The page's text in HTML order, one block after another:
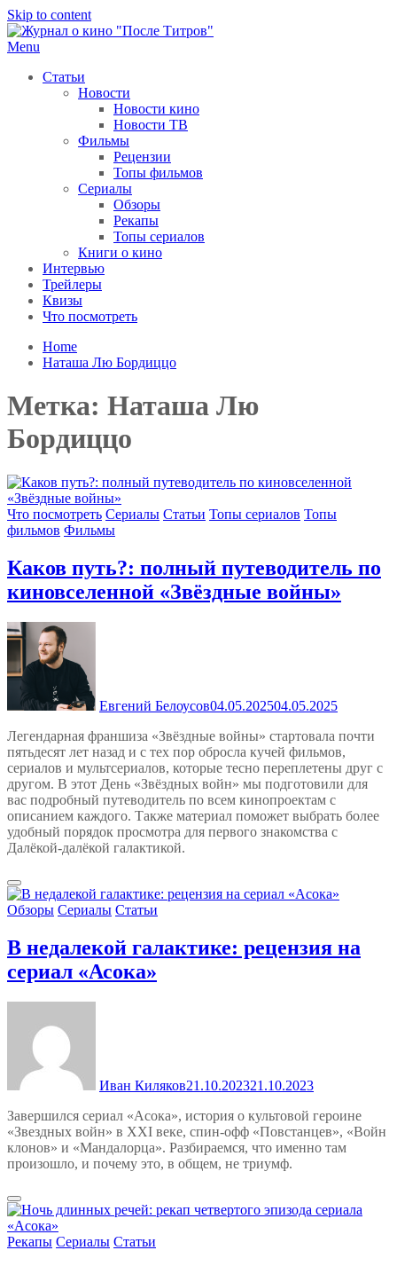
Skip to content
Menu
Статьи
Новости
Новости кино
Новости ТВ
Фильмы
Рецензии
Топы фильмов
Сериалы
Обзоры
Рекапы
Топы сериалов
Книги о кино
Интервью
Трейлеры
Квизы
Что посмотреть
Home
Наташа Лю Бордиццо
Метка: Наташа Лю
Бордиццо
Что посмотреть Сериалы Статьи Топы сериалов Топы
фильмов Фильмы
Каков путь?: полный путеводитель по
киновселенной «Звёздные войны»
Евгений Белоусов04.05.202504.05.2025
Легендарная франшиза «Звёздные войны» стартовала почти
пятьдесят лет назад и с тех пор обросла кучей фильмов,
сериалов и мультсериалов, которые тесно переплетены друг с
другом. В этот День «Звёздных войн» мы подготовили для
вас подробный путеводитель по всем кинопроектам с
описанием каждого. Также материал поможет выбрать более
удобный порядок просмотра для первого знакомства с
Далёкой-далёкой галактикой.
Обзоры Сериалы Статьи
В недалекой галактике: рецензия на
сериал «Асока»
Иван Киляков21.10.202321.10.2023
Завершился сериал «Асока», история о культовой героине
«Звездных войн» в XXI веке, спин-офф «Повстанцев», «Войн
клонов» и «Мандалорца». Разбираемся, что именно там
произошло, и почему это, в общем, не триумф.
Рекапы Сериалы Статьи